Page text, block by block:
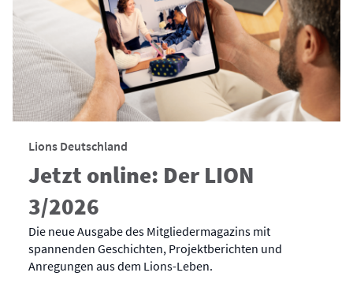
Lions Deutschland
Jetzt online: Der LION
3/2026
Die neue Ausgabe des Mitgliedermagazins mit
spannenden Geschichten, Projektberichten und
Anregungen aus dem Lions-Leben.